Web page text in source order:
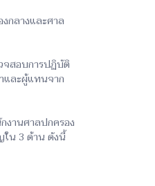
กลางและศาล
จสอบการปฏิบัติ
และผู้แทนจาก
งานศาลปกครอง
น 3 ด้าน ดังนี้